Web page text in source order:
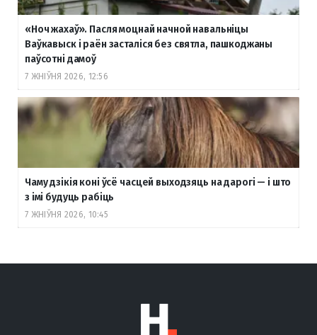
«Ноч жахаў». Пасля моцнай начной навальніцы
Ваўкавыск і раён засталіся без святла, пашкоджаны
паўсотні дамоў
7 ЖНІЎНЯ 2026, 12:56
Чаму дзікія коні ўсё часцей выходзяць на дарогі — і што
з імі будуць рабіць
7 ЖНІЎНЯ 2026, 10:45